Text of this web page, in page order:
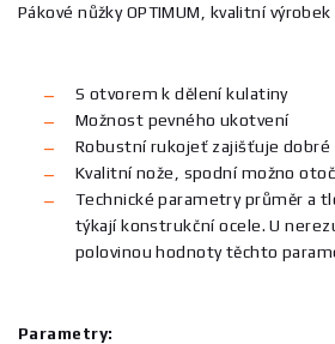
Pákové nůžky OPTIMUM, kvalitní
S otvorem k dělení kulatiny
Možnost pevného ukotvení
Robustní rukojeť zajišťuje dobré
Kvalitní nože, spodní možno
Technické parametry průměr a
týkají konstrukční ocele. U
polovinou hodnoty těchto
Parametry: